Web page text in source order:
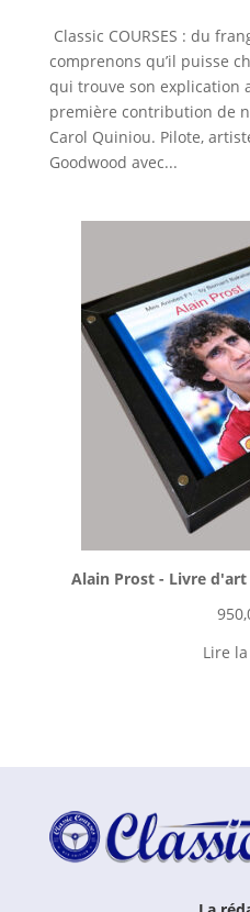
Classic COURSES : du
comprenons qu’il puisse
qui trouve son explication
première contribution de
Carol Quiniou. Pilote,
Goodwood avec...
Alain Prost - Livre
Lire